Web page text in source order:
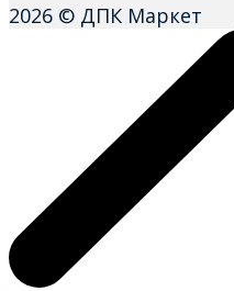
2026 © ДПК Маркет